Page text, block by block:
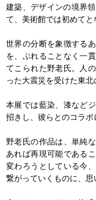
建築、デザインの境界
て、美術館では初めてと
世界の分断を象徴する
を、ぶれることなく一
てこられた野老氏。人
った大震災を受けた東北
本展では藍染、漆など
招きし、彼らとのコラボ
野老氏の作品は、単純
あれば再現可能である
変わろうとしている今
繋がっていくものに、思